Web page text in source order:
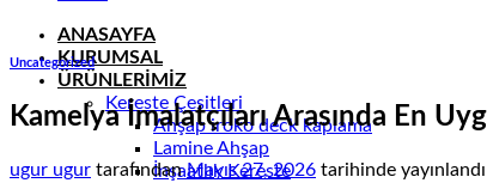
ANASAYFA
KURUMSAL
ÜRÜNLERİMİZ
Kereste Çeşitleri
Ahşap iroko deck kaplama
Lamine Ahşap
İnşaatlık Kereste
Uncategorized
Kamelya İmalatçıları Arasında En
ugur ugur tarafından Mayıs 27, 2026 tarihinde yayınlandı